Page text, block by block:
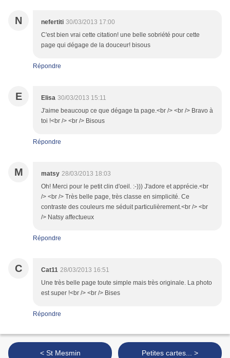
N nefertiti 30/03/2013 17:00
C'est bien vrai cette citation! une belle sobriété pour cette
page qui dégage de la douceur! bisous
Répondre
E Elisa 30/03/2013 15:11
J'aime beaucoup ce que dégage ta page.<br /> <br /> Bravo à
toi !<br /> <br /> Bisous
Répondre
M matsy 28/03/2013 18:03
Oh! Merci pour le petit clin d'oeil. :-))) J'adore et apprécie.<br
/> <br /> Très belle page, très classe en simplicité. Ce
contraste des couleurs me séduit particulièrement.<br /> <br
/> Natsy affectueux
Répondre
C Cat11 28/03/2013 16:51
Une très belle page toute simple mais très originale. La photo
est super !<br /> <br /> Bises
Répondre
< St Mesmin Petites cartes... >